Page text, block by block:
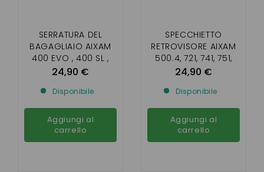
SERRATURA DEL
BAGAGLIAIO AIXAM
400 EVO , 400 SL ,
400.4 , 500.4 , 500 S ,
SCCOUTY 1 ,
CROSSLINE 1
24,90 €
Disponibile
Aggiungi al
carrello
SPECCHIETTO
RETROVISORE AIXAM
500.4, 721, 741, 751,
SCOUTY, CITY,
(DESTRO E SINISTRO)
24,90 €
Disponibile
Aggiungi al
carrello